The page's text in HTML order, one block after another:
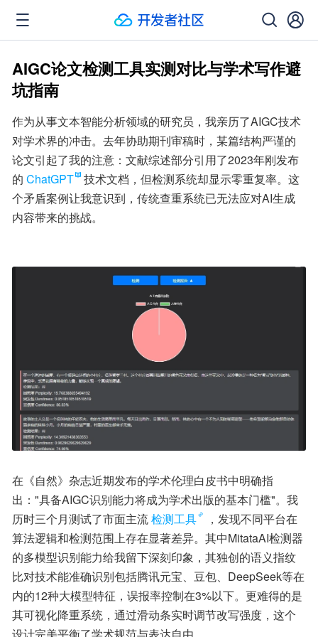
AIGC论文检测工具实测对比与学术写作避
坑指南
作为从事文本智能分析领域的研究员，我亲历了AIGC技术
对学术界的冲击。去年协助期刊审稿时，某篇结构严谨的
论文引起了我的注意：文献综述部分引用了2023年刚发布
的 ChatGPT
技术文档，但检测系统却显示零重复率。这
个矛盾案例让我意识到，传统查重系统已无法应对AI生成
内容带来的挑战。
在《自然》杂志近期发布的学术伦理白皮书中明确指
出："具备AIGC识别能力将成为学术出版的基本门槛"。我
历时三个月测试了市面主流检测工具
，发现不同平台在
算法逻辑和检测范围上存在显著差异。其中MitataAI检测器
的多模型识别能力给我留下深刻印象，其独创的语义指纹
比对技术能准确识别包括腾讯元宝、豆包、DeepSeek等在
内的12种大模型特征，误报率控制在3%以下。更难得的是
其可视化降重系统，通过滑动条实时调节改写强度，这个